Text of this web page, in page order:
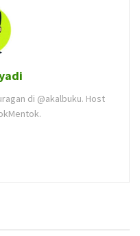
di @akalbuku. Host